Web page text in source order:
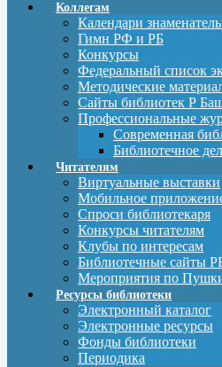
Коллегам
Календари
Гимн РФ и РБ
Конкурсы
Федеральный список
Методические
Сайты библиотек Р
Профессиональные
Современная
Библиотечное
Читателям
Виртуальные выставки
Мобильное
Спроси библиотекаря
Конкурсы читателям
Клубы по интересам
Библиотечные сайты
Мероприятия по
Ресурсы библиотеки
Электронный каталог
Электронные ресурсы
Фонды библиотеки
Периодика